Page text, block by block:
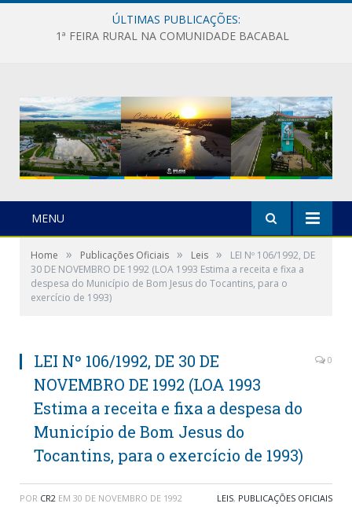
ÚLTIMAS PUBLICAÇÕES:
1ª FEIRA RURAL NA COMUNIDADE BACABAL
MENU
Home » Publicações Oficiais » Leis »
LEI Nº 106/1992, DE
30 DE NOVEMBRO DE 1992 (LOA 1993 Estima a receita e fixa a
despesa do Município de Bom Jesus do Tocantins, para o
exercício de 1993)
LEI Nº 106/1992, DE 30 DE
NOVEMBRO DE 1992 (LOA 1993
Estima a receita e fixa a despesa do
Município de Bom Jesus do
Tocantins, para o exercício de 1993)
0
POR CR2 EM 30 DE NOVEMBRO DE 1992 LEIS, PUBLICAÇÕES OFICIAIS